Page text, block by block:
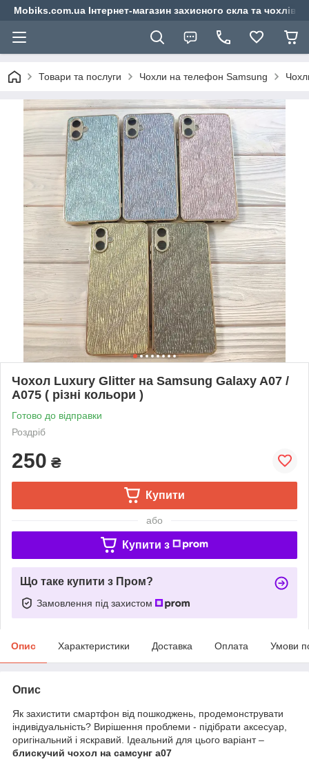
Mobiks.com.ua Інтернет-магазин захисного скла та чохлів
Товари та послуги Чохли на телефон Samsung
Чохол Luxury Glitter на Samsung Galaxy A07 /
A075 ( різні кольори )
Готово до відправки
Роздріб
250 ₴
Купити
або
Купити з
Що таке купити з Пром?
Замовлення під захистом
Опис Характеристики Доставка Оплата Умови
Опис
Як захистити смартфон від пошкоджень, продемонструвати
індивідуальність? Вирішення проблеми - підібрати аксесуар,
оригінальний і яскравий. Ідеальний для цього варіант –
блискучий чохол на самсунг а07